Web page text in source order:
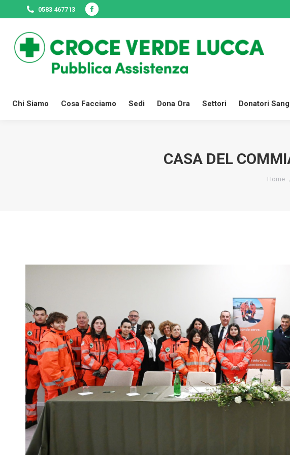
0583 467713
Facebook
opens
in
new
Chi Siamo Cosa Facciamo Sedi Dona Ora Settori Donatori
CASA DEL
Tu sei
Home
Chi Siamo